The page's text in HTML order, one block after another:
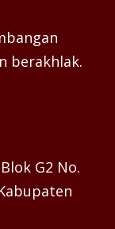
berakhlak.
G2 No.